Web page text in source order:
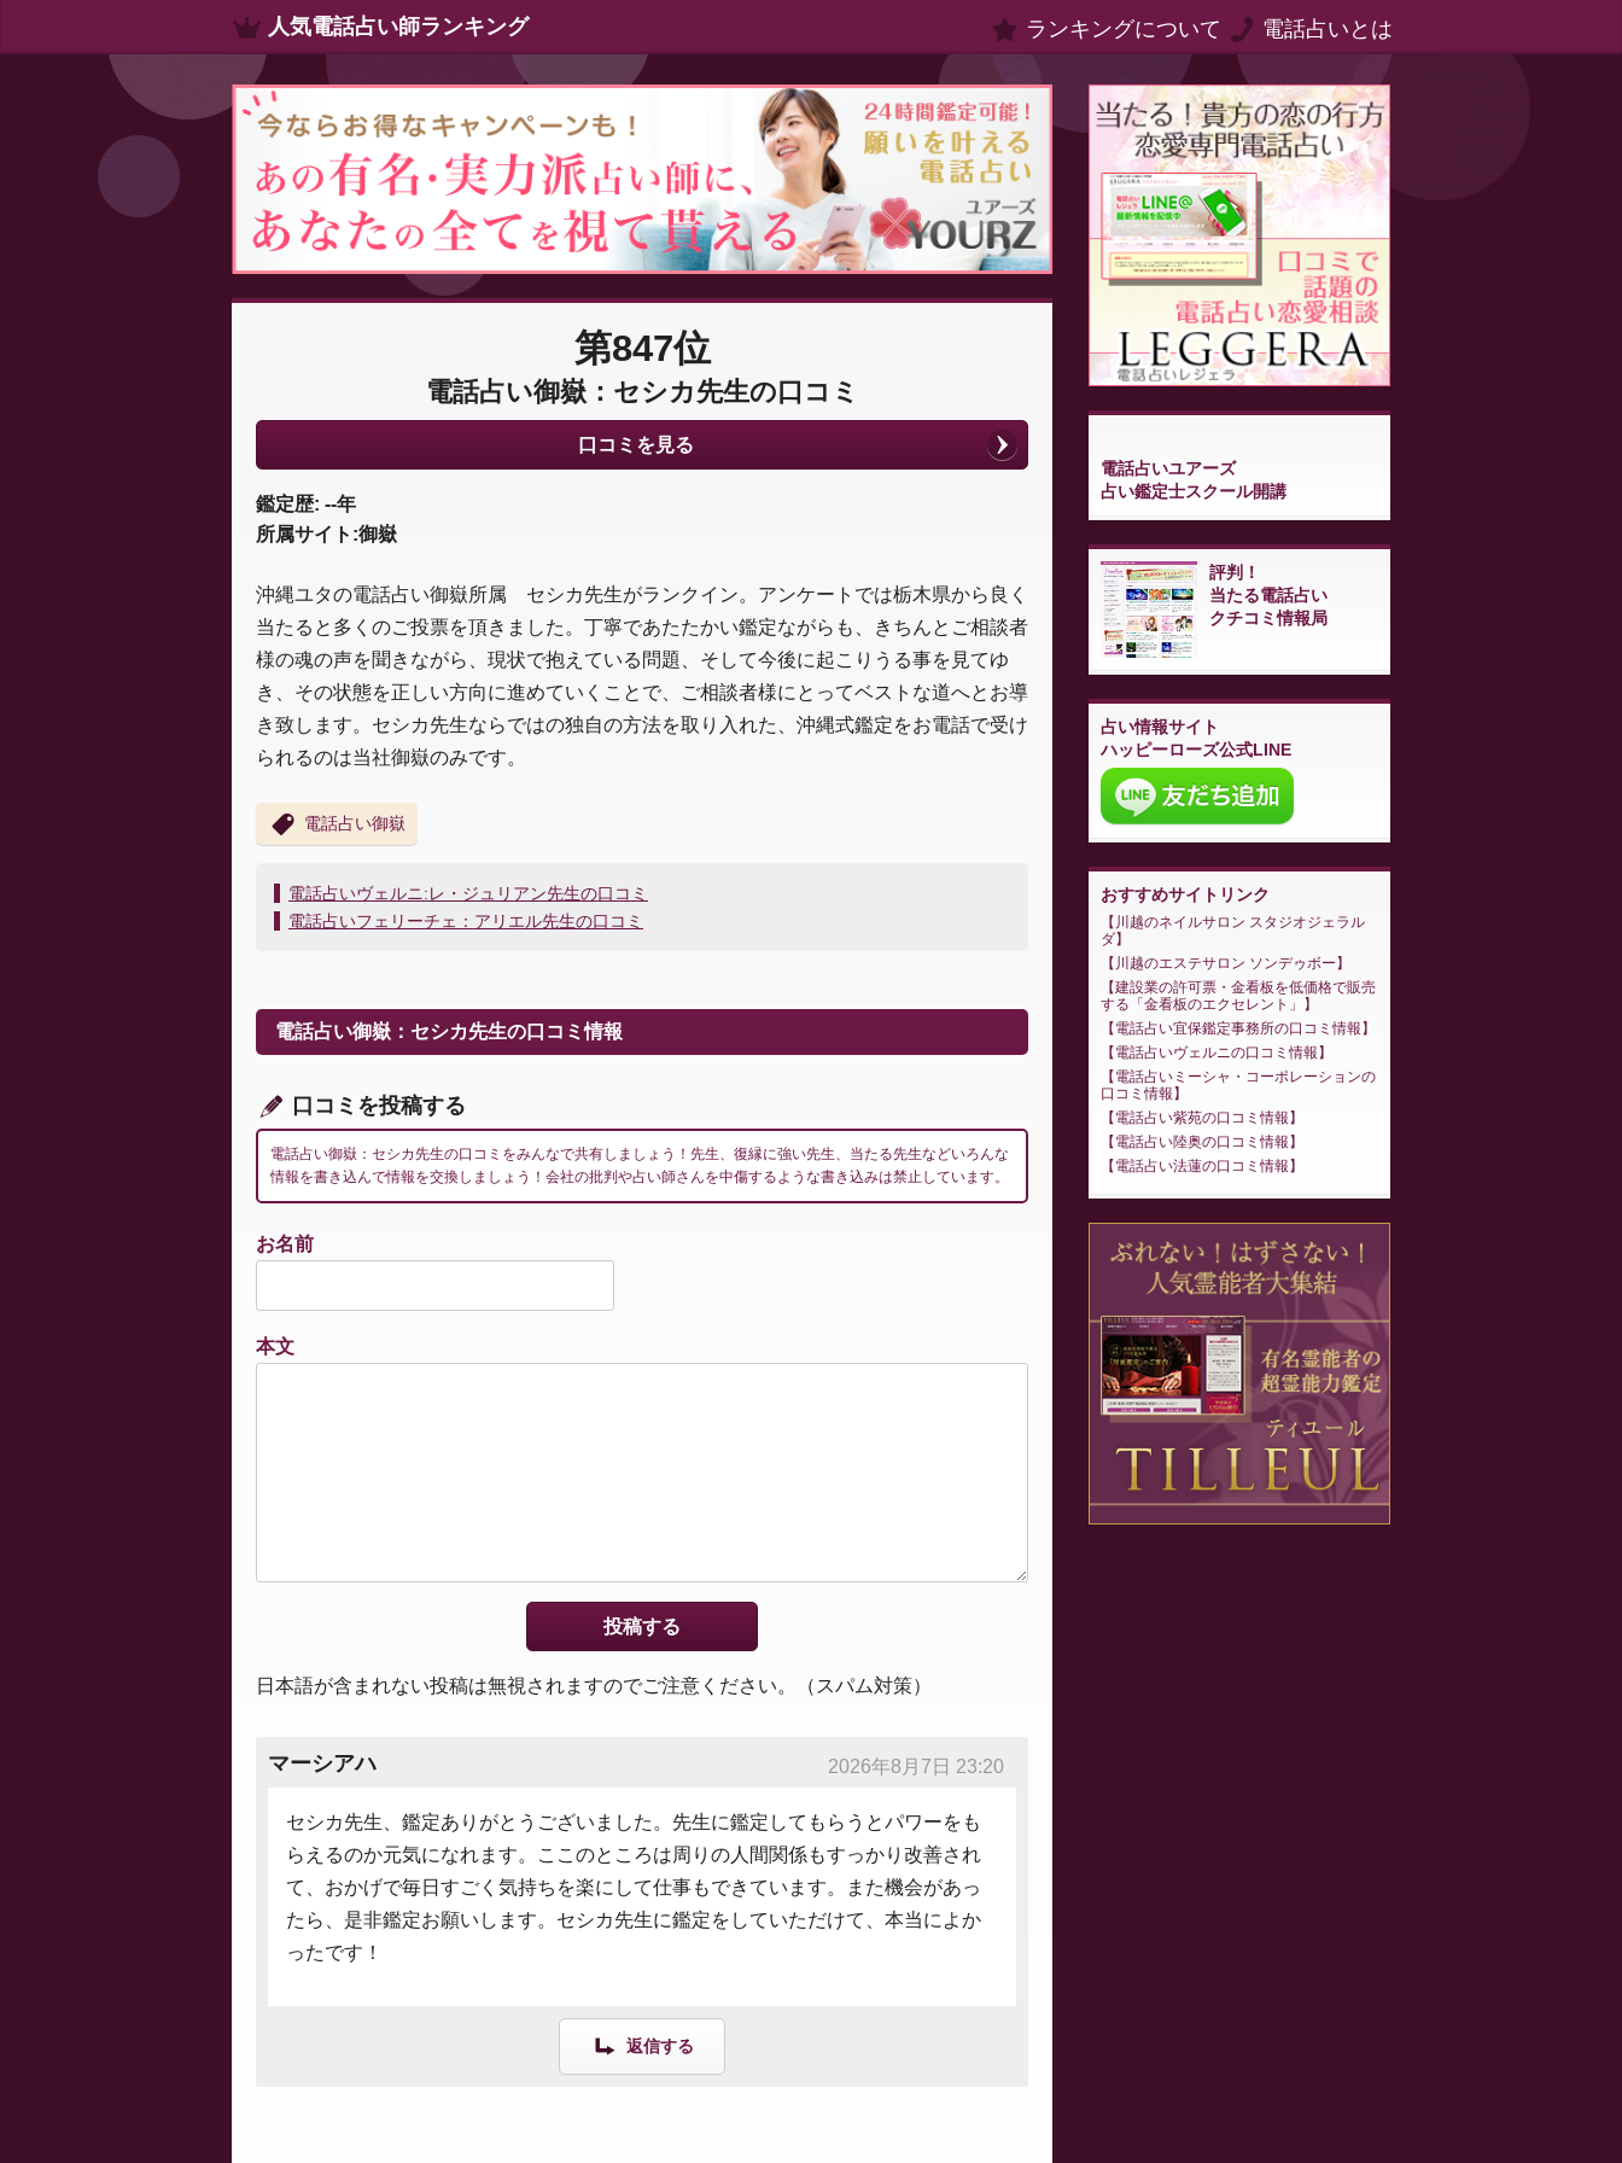
人気電話占い師ランキング ランキングについて 電話占いとは
第847位
電話占い御嶽：セシカ先生の口コミ
口コミを見る
鑑定歴: --年
所属サイト:御嶽
沖縄ユタの電話占い御嶽所属 セシカ先生がランクイン。アンケートでは栃木県から良く
当たると多くのご投票を頂きました。丁寧であたたかい鑑定ながらも、きちんとご相談者
様の魂の声を聞きながら、現状で抱えている問題、そして今後に起こりうる事を見てゆ
き、その状態を正しい方向に進めていくことで、ご相談者様にとってベストな道へとお導
き致します。セシカ先生ならではの独自の方法を取り入れた、沖縄式鑑定をお電話で受け
られるのは当社御嶽のみです。
電話占い御嶽
投
稿
ー
シ
ン
電話占いヴェルニ:レ・ジュリアン先生の口コミ
電話占いフェリーチェ：アリエル先生の口コミ
電話占い御嶽：セシカ先生の口コミ情報
口コミを投稿する
電話占い御嶽：セシカ先生の口コミをみんなで共有しましょう！先生、復縁に強い先生、当たる先生などいろんな
情報を書き込んで情報を交換しましょう！会社の批判や占い師さんを中傷するような書き込みは禁止しています。
お名前
本文
日本語が含まれない投稿は無視されますのでご注意ください。（スパム対策）
マーシアハ 2026年8月7日 23:20
セシカ先生、鑑定ありがとうございました。先生に鑑定してもらうとパワーをも
らえるのか元気になれます。ここのところは周りの人間関係もすっかり改善され
て、おかげで毎日すごく気持ちを楽にして仕事もできています。また機会があっ
たら、是非鑑定お願いします。セシカ先生に鑑定をしていただけて、本当によか
ったです！
返信する
電話占いユアーズ
占い鑑定士スクール開講
評判！
当たる電話占い
クチコミ情報局
占い情報サイト
ハッピーローズ公式LINE
おすすめサイトリンク
川越のネイルサロン スタジオジェラル
ダ
川越のエステサロン ソンデゥボー
建設業の許可票・金看板を低価格で販売
する「金看板のエクセレント」
電話占い宜保鑑定事務所の口コミ情報
電話占いヴェルニの口コミ情報
電話占いミーシャ・コーポレーションの
口コミ情報
電話占い紫苑の口コミ情報
電話占い陸奥の口コミ情報
電話占い法蓮の口コミ情報